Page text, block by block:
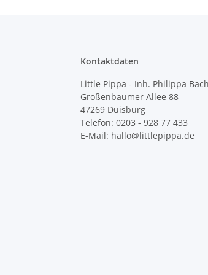
Kontaktdaten
Little Pippa - Inh. Philippa
Großenbaumer Allee 88
47269 Duisburg
Telefon: 0203 - 928 77 433
E-Mail: hallo@littlepippa.de